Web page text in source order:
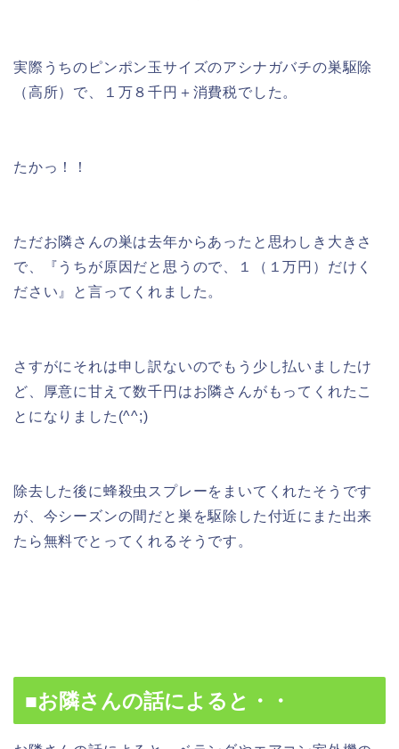
実際うちのピンポン玉サイズのアシナガバチの巣駆除
（高所）で、１万８千円＋消費税でした。
たかっ！！
ただお隣さんの巣は去年からあったと思わしき大きさ
で、『うちが原因だと思うので、１（１万円）だけく
ださい』と言ってくれました。
さすがにそれは申し訳ないのでもう少し払いましたけ
ど、厚意に甘えて数千円はお隣さんがもってくれたこ
とになりました(^^;)
除去した後に蜂殺虫スプレーをまいてくれたそうです
が、今シーズンの間だと巣を駆除した付近にまた出来
たら無料でとってくれるそうです。
■お隣さんの話によると・・